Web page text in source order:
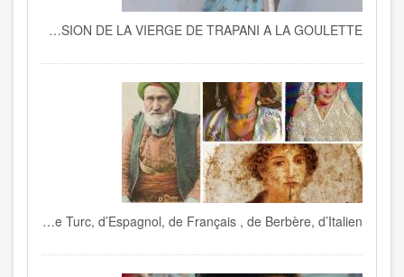
HISTOIRE DE LA PROCESSION DE LA VIERGE DE TRAPANI A LA GOULETTE
Le dialecte tunisien mélange de Turc, d’Espagnol, de Français , de Berbère, d’Italien…